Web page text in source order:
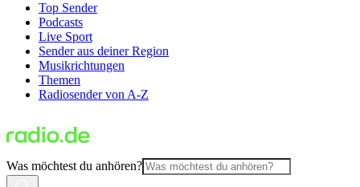
Top Sender
Podcasts
Live Sport
Sender aus deiner Region
Musikrichtungen
Themen
Radiosender von A-Z
Was möchtest du anhören?